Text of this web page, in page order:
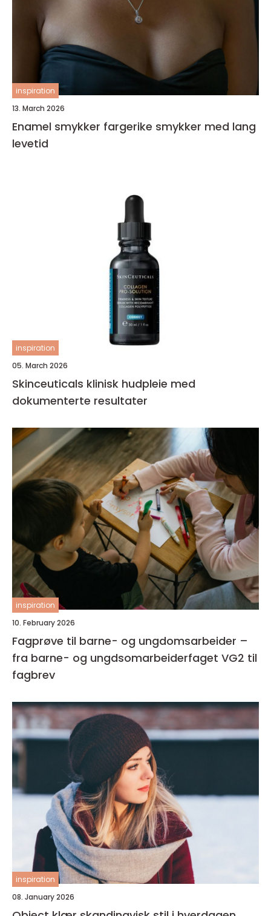
inspiration
13. March 2026
Enamel smykker fargerike smykker med lang
levetid
inspiration
05. March 2026
Skinceuticals klinisk hudpleie med
dokumenterte resultater
inspiration
10. February 2026
Fagprøve til barne- og ungdomsarbeider –
fra barne- og ungdsomarbeiderfaget VG2 til
fagbrev
inspiration
08. January 2026